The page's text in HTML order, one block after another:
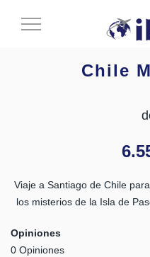
Cambiar
Chile
Viaje a Santiago de Chile
los misterios de la Isla de
Opiniones
0 Opiniones